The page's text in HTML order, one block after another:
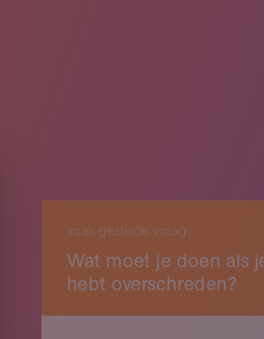
vaak gestelde vraag
Wat moet je doen als
hebt overschreden?